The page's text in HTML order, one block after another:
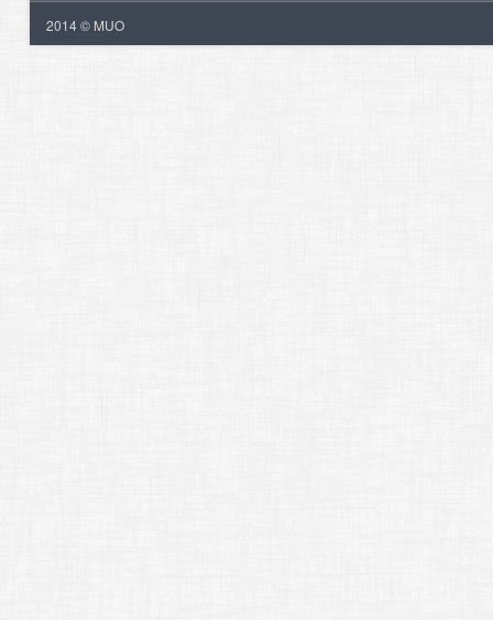
2014 © MUO